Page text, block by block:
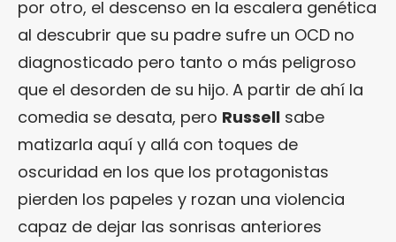
por otro, el descenso en la escalera genética
al descubrir que su padre sufre un OCD no
diagnosticado pero tanto o más peligroso
que el desorden de su hijo. A partir de ahí la
comedia se desata, pero Russell sabe
matizarla aquí y allá con toques de
oscuridad en los que los protagonistas
pierden los papeles y rozan una violencia
capaz de dejar las sonrisas anteriores